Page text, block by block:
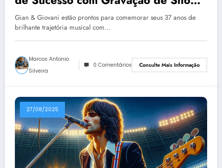
‘Planeta Sonho’ em Goiânia
Gian & Giovani estão prontos para comemorar seus 37 anos de
brilhante trajetória musical com…
Marcos Antonio
Silveira
0 Comentários Consulte Mais Informação
27/08/2025